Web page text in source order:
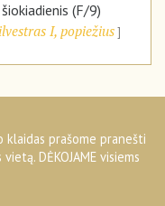
(F/9)
I, popiežius
prašome pranešti
DĖKOJAME visiems